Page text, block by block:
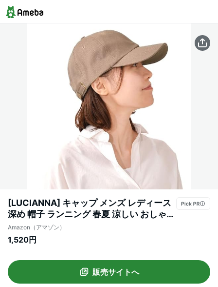
[LUCIANNA] キャップ メンズ レディース
深め 帽子 ランニング 春夏 涼しい おしゃれ
uvカット シンプル コットン ベースボール
キャップ 野球帽 大きめ 大きいサイズ キッ
Amazon（アマゾン）
1,520円
販売サイトへ